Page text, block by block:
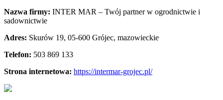
Nazwa firmy: INTER MAR – Twój partner w ogrodnictwie i
sadownictwie
Adres: Skurów 19, 05-600 Grójec, mazowieckie
Telefon: 503 869 133
Strona internetowa: https://intermar-grojec.pl/